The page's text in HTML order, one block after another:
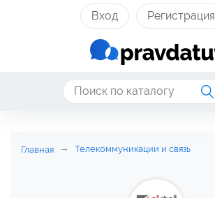
Вход Регистрация
Главная Телекоммуникации и связь